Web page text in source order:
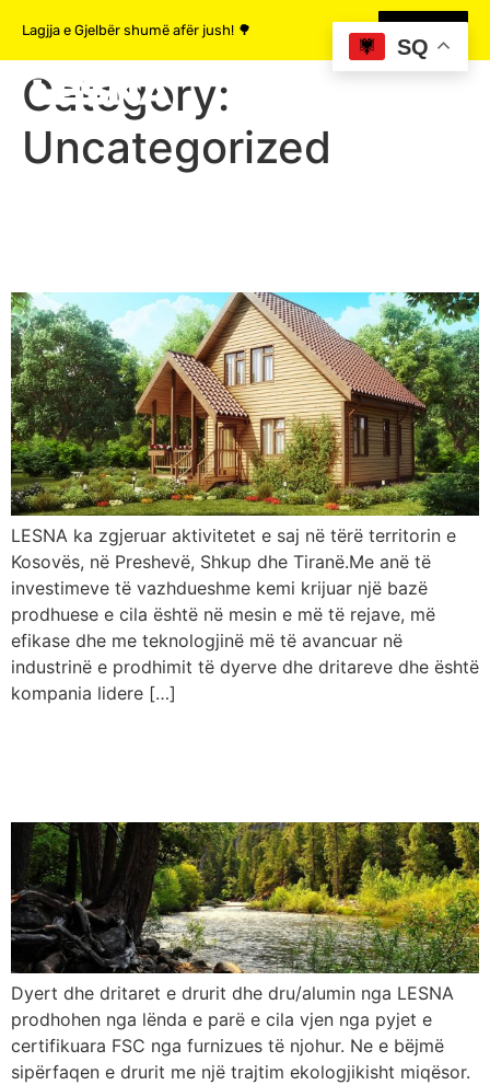
Lagjja e Gjelbër shumë afër jush! 🌳
Category:
Uncategorized
LESNA ka zgjeruar aktivitetet e saj në tërë territorin e
Kosovës, në Preshevë, Shkup dhe Tiranë.Me anë të
investimeve të vazhdueshme kemi krijuar një bazë
prodhuese e cila është në mesin e më të rejave, më
efikase dhe me teknologjinë më të avancuar në
industrinë e prodhimit të dyerve dhe dritareve dhe është
kompania lidere […]
Dyert dhe dritaret e drurit dhe dru/alumin nga LESNA
prodhohen nga lënda e parë e cila vjen nga pyjet e
certifikuara FSC nga furnizues të njohur. Ne e bëjmë
sipërfaqen e drurit me një trajtim ekologjikisht miqësor.
SQ